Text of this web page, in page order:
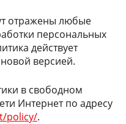
отражены любые
персональных
действует
версией.
в свободном
Интернет по адресу
policy/.